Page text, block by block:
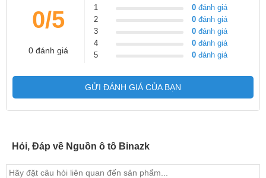
Nguồn ô tô binazk 30A
Nguồn ô tô binazk 40A
Nguồn ô tô binazk 60A
Nguồn ô tô binazk 60A
0/5
0 đánh giá
1 0 đánh giá
2
0 đánh giá
3
0 đánh giá
4
0 đánh giá
5
0 đánh giá
GỬI ĐÁNH GIÁ CỦA BẠN
Hỏi, Đáp về Nguồn ô tô Binazk